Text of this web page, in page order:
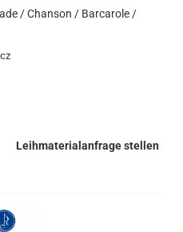
/ Chanson / Barcarole /
Leihmaterialanfrage stellen